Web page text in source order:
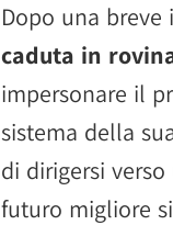
Dopo una
caduta in
impersonare il
sistema della
di dirigersi
futuro migliore